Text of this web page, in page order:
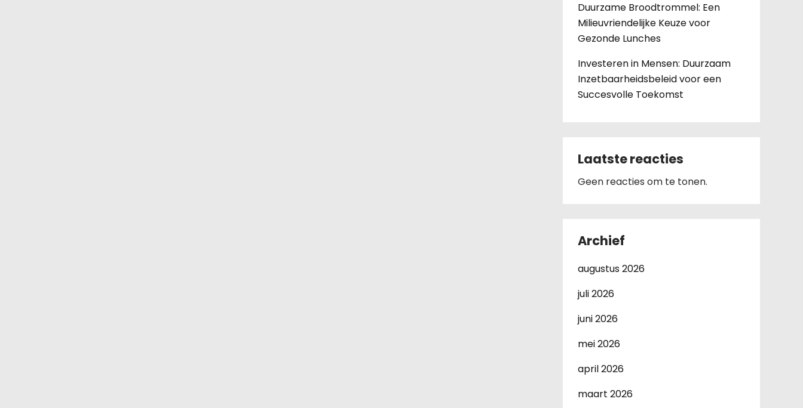
Duurzame Broodtrommel: Een
Milieuvriendelijke Keuze voor
Gezonde Lunches
Investeren in Mensen: Duurzaam
Inzetbaarheidsbeleid voor een
Succesvolle Toekomst
Laatste reacties
Geen reacties om te tonen.
Archief
augustus 2026
juli 2026
juni 2026
mei 2026
april 2026
maart 2026